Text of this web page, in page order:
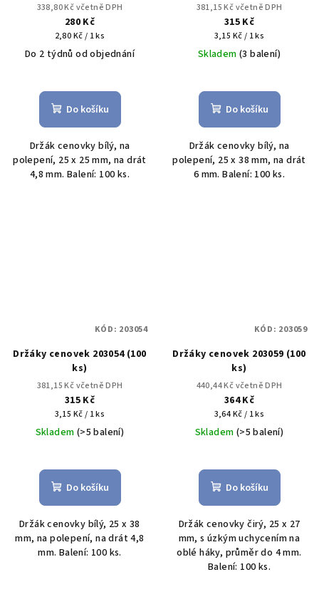
338,80 Kč včetně DPH
280 Kč
Měrná
cena:
2,80 Kč / 1 ks
Do 2 týdnů od objednání
Do košíku
Držák cenovky bílý, na
polepení, 25 x 25 mm, na drát
4,8 mm. Balení: 100 ks.
381,15 Kč včetně DPH
315 Kč
Měrná
cena:
3,15 Kč / 1 ks
Skladem(3 balení)
Do košíku
Držák cenovky bílý, na
polepení, 25 x 38 mm, na drát
6 mm. Balení: 100 ks.
Držáky cenovek 203054 (100
ks)
381,15 Kč včetně DPH
315 Kč
Měrná
cena:
3,15 Kč / 1 ks
Skladem (>5 balení)
Do košíku
Držák cenovky bílý, 25 x 38
mm, na polepení, na drát 4,8
mm. Balení: 100 ks.
KÓD: 203054
Držáky cenovek 203059 (100
ks)
440,44 Kč včetně DPH
364 Kč
Měrná
cena:
3,64 Kč / 1 ks
Skladem (>5 balení)
Do košíku
Držák cenovky čirý, 25 x 27
mm, s úzkým uchycením na
oblé háky, průměr do 4 mm.
Balení: 100 ks.
KÓD: 203059